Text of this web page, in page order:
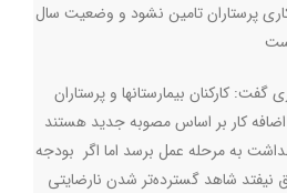
پرستاران تامین نشود و وضعیت سال
کارکنان بیمارستانها و پرستاران
کار بر اساس مصوبه جدید هستند
به مرحله عمل برسد اما اگر بودجه
نیفتد شاهد گسترده‌تر شدن نارضایتی